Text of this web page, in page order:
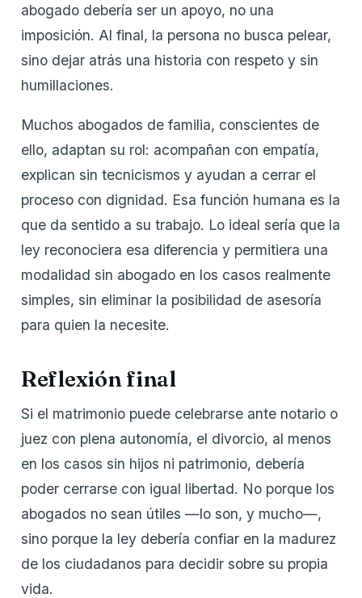
abogado debería ser un apoyo, no una
imposición. Al final, la persona no busca pelear,
sino dejar atrás una historia con respeto y sin
humillaciones.
Muchos abogados de familia, conscientes de
ello, adaptan su rol: acompañan con empatía,
explican sin tecnicismos y ayudan a cerrar el
proceso con dignidad. Esa función humana es la
que da sentido a su trabajo. Lo ideal sería que la
ley reconociera esa diferencia y permitiera una
modalidad sin abogado en los casos realmente
simples, sin eliminar la posibilidad de asesoría
para quien la necesite.
Reflexión final
Si el matrimonio puede celebrarse ante notario o
juez con plena autonomía, el divorcio, al menos
en los casos sin hijos ni patrimonio, debería
poder cerrarse con igual libertad. No porque los
abogados no sean útiles —lo son, y mucho—,
sino porque la ley debería confiar en la madurez
de los ciudadanos para decidir sobre su propia
vida.